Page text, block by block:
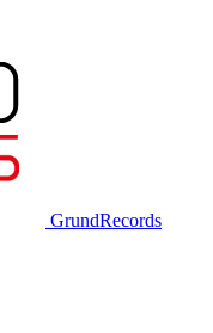
GrundRecords